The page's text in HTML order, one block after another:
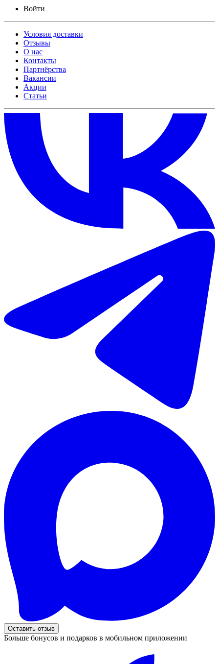
Войти
Условия доставки
Отзывы
О нас
Контакты
Партнёрства
Вакансии
Акции
Статьи
Оставить отзыв
Больше бонусов и подарков в мобильном приложении